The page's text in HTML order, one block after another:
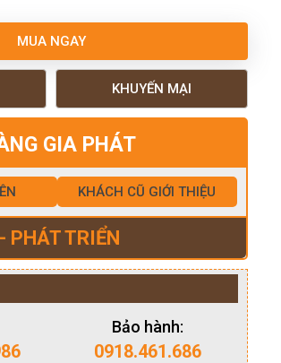
MUA NGAY
KHUYẾN MẠI
GIA PHÁT
KHÁCH CŨ GIỚI THIỆU
PHÁT TRIỂN
Bảo hành:
0918.461.686